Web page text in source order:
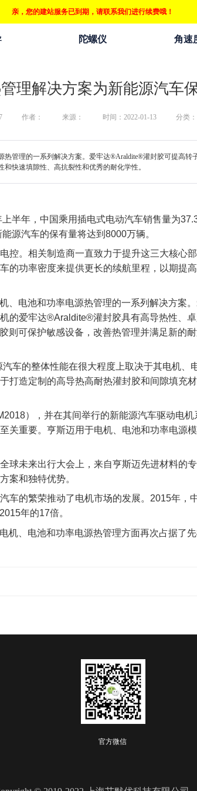
亲，您的建站服务已到期，请联系我们进行续费哦！
陀螺仪 角速
理解决方案为新能源汽车
作者： 来源： 时间：2022-01-13 分类
管理的一系列解决方案。爱牢达®Araldite®灌封胶可提高转
快速填隙性、高抗裂性和优秀的耐化学性。
半年，中国乘用插电式电动汽车销售量为
源汽车的保有量将达到8000万辆。
控。相关制造商一直致力于提升这三大核心
的功率密度来提供更长的续航里程，以期提
电池和功率电源热管理的一系列解决方案
的爱牢达®Araldite®灌封胶具有高导热性、
可保护敏感设备，改善热管理并满足新的
车的整体性能在很大程度上取决于其电机
打造定制的高导热高耐热灌封胶和间隙填充
），并在其间举行的新能源汽车驱动电
关重要。亨斯迈用于电机、电池和功率电
球未来出行大会上，来自亨斯迈先进材料的
案和独特优势。
车的繁荣推动了电机市场的发展。2015年
年的17倍。
、电池和功率电源热管理方面再次占据了先
官方微信